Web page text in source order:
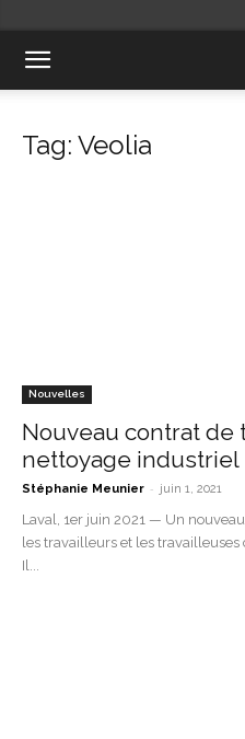
Tag: Veolia
Nouvelles
Nouveau contrat de
nettoyage industriel
Stéphanie Meunier - juin 1, 2021
Laval, 1er juin 2021 — Un
les travailleurs et les
Il...